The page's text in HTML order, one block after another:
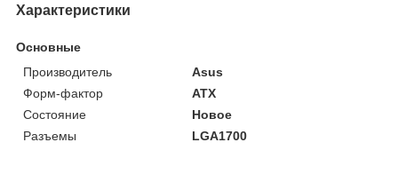
Характеристики
Основные
Производитель
Asus
Форм-фактор
ATX
Состояние
Новое
Разъемы
LGA1700